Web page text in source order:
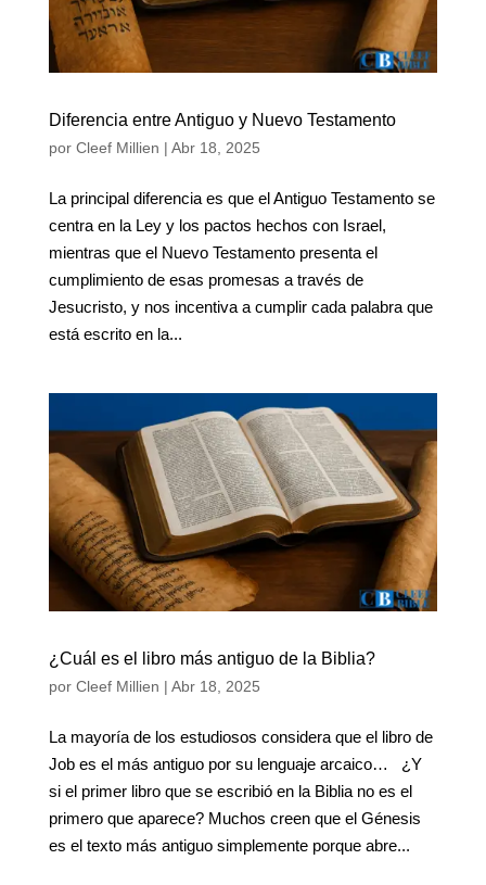
Diferencia entre Antiguo y Nuevo Testamento
por Cleef Millien | Abr 18, 2025
La principal diferencia es que el Antiguo Testamento se
centra en la Ley y los pactos hechos con Israel,
mientras que el Nuevo Testamento presenta el
cumplimiento de esas promesas a través de
Jesucristo, y nos incentiva a cumplir cada palabra que
está escrito en la...
¿Cuál es el libro más antiguo de la Biblia?
por Cleef Millien | Abr 18, 2025
La mayoría de los estudiosos considera que el libro de
Job es el más antiguo por su lenguaje arcaico… ¿Y
si el primer libro que se escribió en la Biblia no es el
primero que aparece? Muchos creen que el Génesis
es el texto más antiguo simplemente porque abre...